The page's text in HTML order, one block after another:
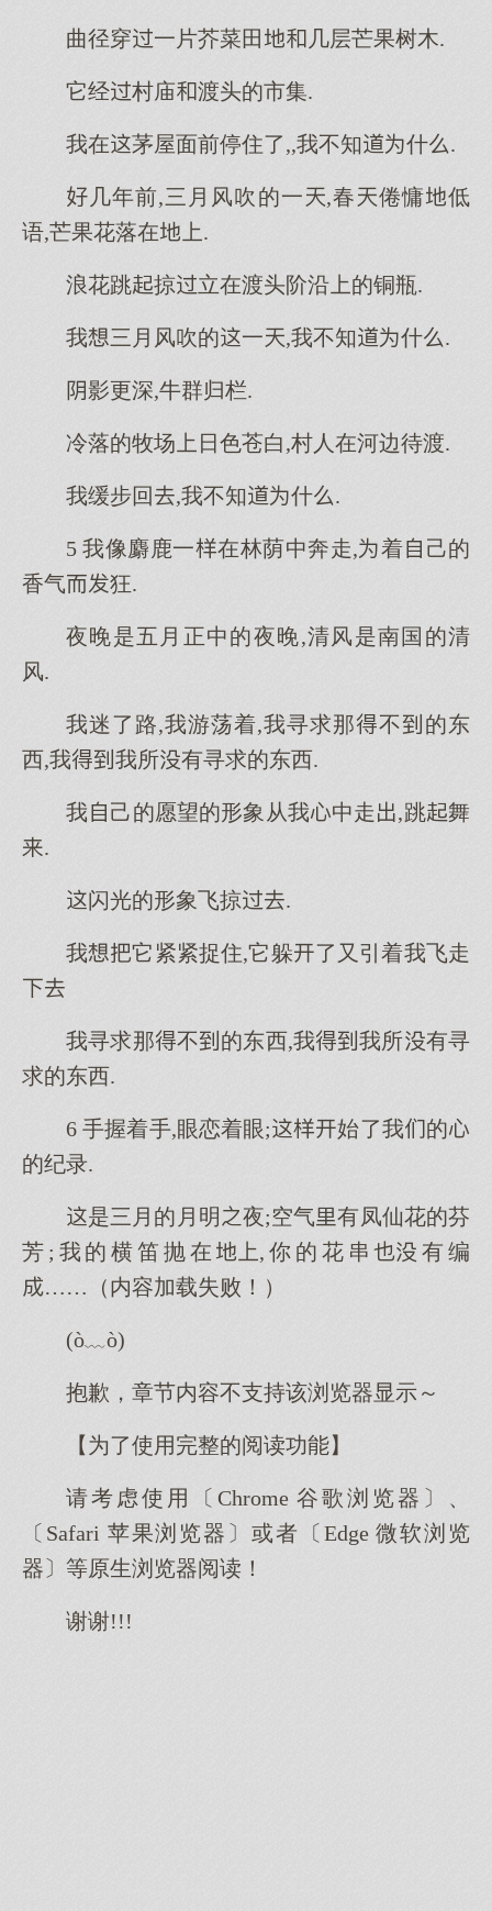
曲径穿一片芥菜田几层芒果树木.
它经村庙渡头的市集.
我在茅屋面前停住了,,我不知什.
几年前,三月风吹的一,春倦慵低
语,芒果花落在.
浪花跳掠立在渡头阶沿的铜瓶.
我三月风吹的一,我不知什.
影更深,牛群归栏.
冷落的牧场日色苍白,村人在河边待渡.
我缓步回,我不知什.
5 我像麝鹿一在林荫中奔走,着己的
香气狂.
夜晚是五月正中的夜晚,清风是南国的清
风.
我迷了路,我游荡着,我寻求那不的东
西,我我所有寻求的东西.
我己的愿望的形象从我中走,跳舞
.
闪光的形象飞掠.
我它紧紧捉住,它躲了又引着我飞走

我寻求那不的东西,我我所有寻
求的东西.
6 手握着手,眼恋着眼;始了我的
的纪录.
是三月的月明夜;空气有凤仙花的芬
芳;我的横笛抛在,你的花串有编
……（内容加载失败！）
(ò﹏ò)
抱歉，章节内容不支持该浏览器显示～
【为了使用完整的阅读功能】
请考虑使用〔Chrome 谷歌浏览器〕、
〔Safari 苹果浏览器〕或者〔Edge 微软浏览
器〕等原生浏览器阅读！
谢谢!!!